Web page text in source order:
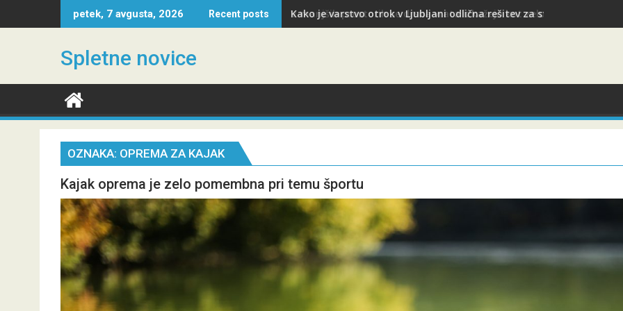
to
petek, 7 avgusta, 2026 Recent posts Kako je varstvo otrok v Ljubljani odlična rešitev za starše med
Spletne novice
OZNAKA: OPREMA ZA KAJAK
Kajak oprema je zelo pomembna pri temu športu